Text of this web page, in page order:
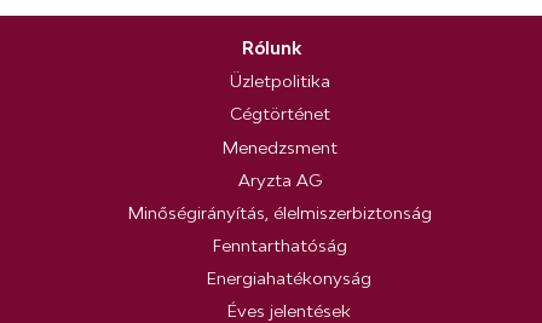
Rólunk
Üzletpolitika
Cégtörténet
Menedzsment
Aryzta AG
Minőségirányítás, élelmiszerbiztonság
Fenntarthatóság
Energiahatékonyság
Éves jelentések